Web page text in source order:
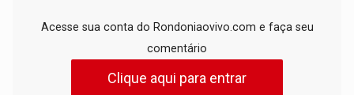
Acesse sua conta do Rondoniaovivo.com e faça seu
comentário
Clique aqui para entrar